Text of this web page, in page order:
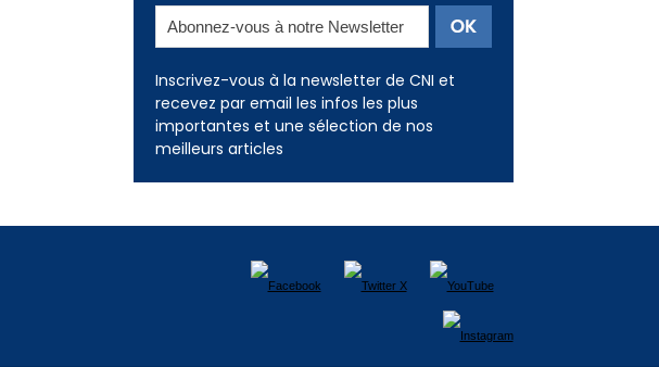
Inscrivez-vous à la newsletter de CNI et
recevez par email les infos les plus
importantes et une sélection de nos